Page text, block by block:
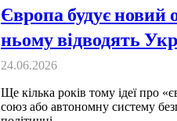
Європа будує новий
ньому відводять
24.06.2026
Ще кілька років тому ідеї про
союз або автономну систему